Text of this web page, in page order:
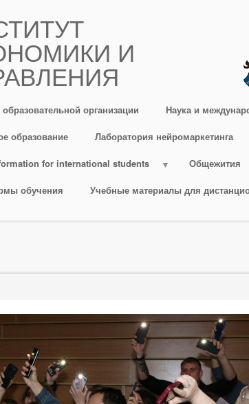
И
организации Наука и
образование Лаборатория нейромаркетинга
for international students Общежития
обучения Учебные материалы для